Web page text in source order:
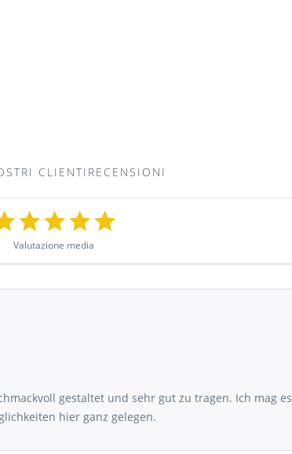
CLIENTIRECENSIONI
Valutazione media
gestaltet und sehr gut zu tragen. Ich mag es
hier ganz gelegen.